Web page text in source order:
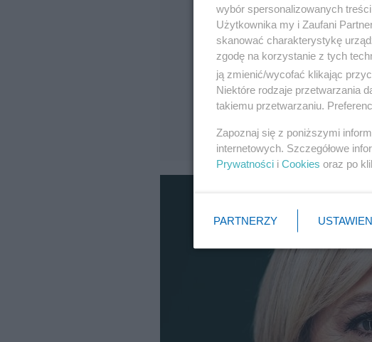
wybór spersonalizowanych
Użytkownika my i Zaufani
skanować charakterystykę
zgodę na korzystanie z tych
ją zmienić/wycofać klikając
Niektóre rodzaje przetwarzania
takiemu przetwarzaniu.
Zapoznaj się z poniższymi
internetowych. Szczegółowe
Prywatności i Cookies oraz po
PARTNERZY